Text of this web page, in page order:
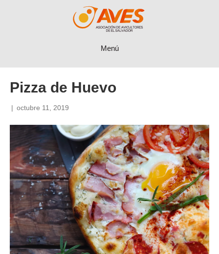
Menú
Pizza de Huevo
| octubre 11, 2019